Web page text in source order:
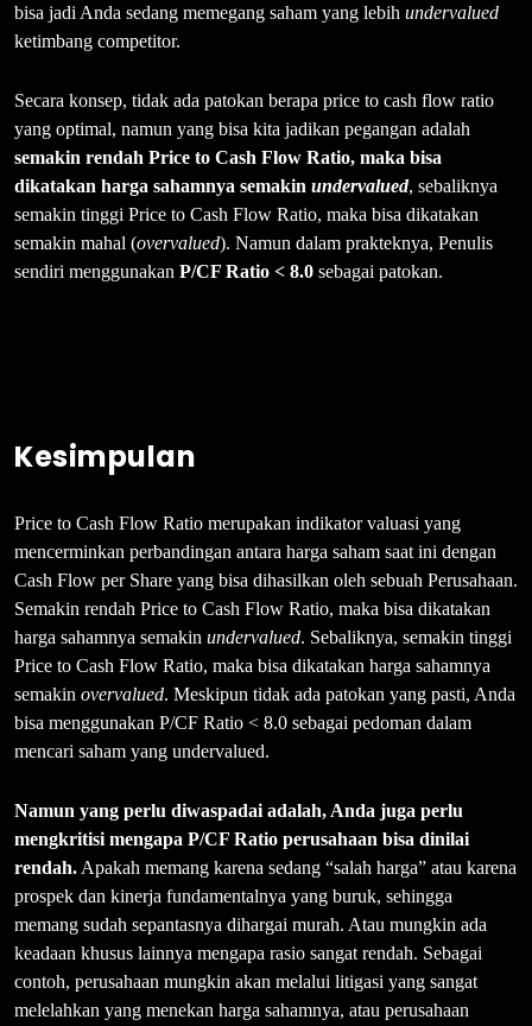
bisa jadi Anda sedang memegang saham yang lebih undervalued
ketimbang competitor.
Secara konsep, tidak ada patokan berapa price to cash flow ratio
yang optimal, namun yang bisa kita jadikan pegangan adalah
semakin rendah Price to Cash Flow Ratio, maka bisa
dikatakan harga sahamnya semakin undervalued, sebaliknya
semakin tinggi Price to Cash Flow Ratio, maka bisa dikatakan
semakin mahal (overvalued). Namun dalam prakteknya, Penulis
sendiri menggunakan P/CF Ratio < 8.0 sebagai patokan.
Kesimpulan
Price to Cash Flow Ratio merupakan indikator valuasi yang
mencerminkan perbandingan antara harga saham saat ini dengan
Cash Flow per Share yang bisa dihasilkan oleh sebuah Perusahaan.
Semakin rendah Price to Cash Flow Ratio, maka bisa dikatakan
harga sahamnya semakin undervalued. Sebaliknya, semakin tinggi
Price to Cash Flow Ratio, maka bisa dikatakan harga sahamnya
semakin overvalued. Meskipun tidak ada patokan yang pasti, Anda
bisa menggunakan P/CF Ratio < 8.0 sebagai pedoman dalam
mencari saham yang undervalued.
Namun yang perlu diwaspadai adalah, Anda juga perlu
mengkritisi mengapa P/CF Ratio perusahaan bisa dinilai
rendah. Apakah memang karena sedang “salah harga” atau karena
prospek dan kinerja fundamentalnya yang buruk, sehingga
memang sudah sepantasnya dihargai murah. Atau mungkin ada
keadaan khusus lainnya mengapa rasio sangat rendah. Sebagai
contoh, perusahaan mungkin akan melalui litigasi yang sangat
melelahkan yang menekan harga sahamnya, atau perusahaan